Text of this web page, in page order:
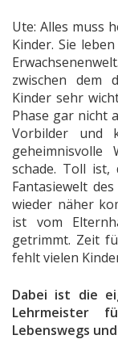
Ute: Alles muss
Kinder. Sie
zwischen dem
Kinder sehr
Phase gar nicht
Vorbilder und
schade. Toll ist,
Fantasiewelt
wieder näher
ist vom
getrimmt. Zeit
fehlt vielen
Dabei ist die
Lehrmeister
Lebenswegs